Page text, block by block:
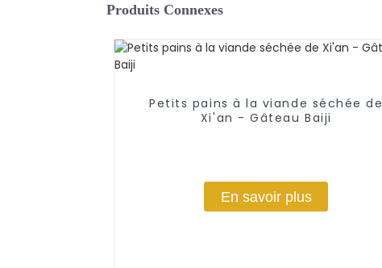
Produits Connexes
Petits pains à la viande séchée de
Xi'an - Gâteau Baiji
En savoir plus